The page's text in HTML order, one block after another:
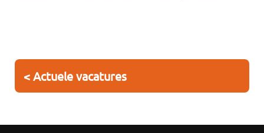
< Actuele vacatures